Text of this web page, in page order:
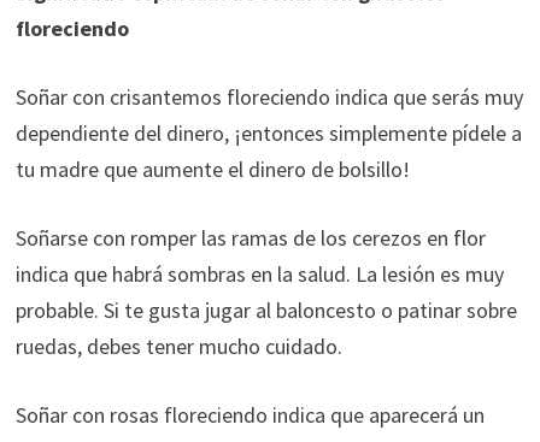
floreciendo
Soñar con crisantemos floreciendo indica que serás muy
dependiente del dinero, ¡entonces simplemente pídele a
tu madre que aumente el dinero de bolsillo!
Soñarse con romper las ramas de los cerezos en flor
indica que habrá sombras en la salud. La lesión es muy
probable. Si te gusta jugar al baloncesto o patinar sobre
ruedas, debes tener mucho cuidado.
Soñar con rosas floreciendo indica que aparecerá un